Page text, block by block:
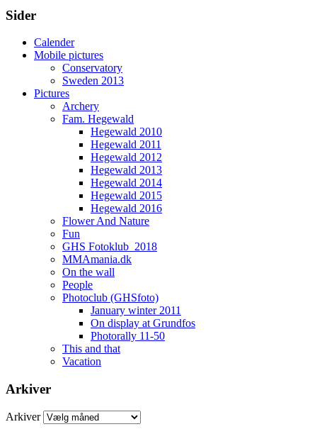
Sider
Calender
Mobile pictures
Conservatory
Sweden 2013
Pictures
Archery
Fam. Hegewald
Hegewald 2010
Hegewald 2011
Hegewald 2012
Hegewald 2013
Hegewald 2014
Hegewald 2015
Hegewald 2016
Flower And Nature
Fun
GHS Fotoklub_2018
MMAmania.dk
On the wall
People
Photoclub (GHSfoto)
January winter 2011
On display at Grundfos
Photorally 11-50
This and that
Vacation
Arkiver
Arkiver